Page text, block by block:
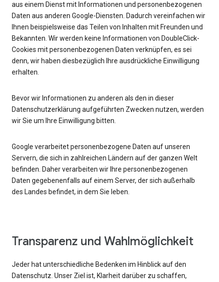
aus einem Dienst mit Informationen und personenbezogenen
Daten aus anderen Google-Diensten. Dadurch vereinfachen wir
Ihnen beispielsweise das Teilen von Inhalten mit Freunden und
Bekannten. Wir werden keine Informationen von DoubleClick-
Cookies mit personenbezogenen Daten verknüpfen, es sei
denn, wir haben diesbezüglich Ihre ausdrückliche Einwilligung
erhalten.
Bevor wir Informationen zu anderen als den in dieser
Datenschutzerklärung aufgeführten Zwecken nutzen, werden
wir Sie um Ihre Einwilligung bitten.
Google verarbeitet personenbezogene Daten auf unseren
Servern, die sich in zahlreichen Ländern auf der ganzen Welt
befinden. Daher verarbeiten wir Ihre personenbezogenen
Daten gegebenenfalls auf einem Server, der sich außerhalb
des Landes befindet, in dem Sie leben.
Transparenz und Wahlmöglichkeit
Jeder hat unterschiedliche Bedenken im Hinblick auf den
Datenschutz. Unser Ziel ist, Klarheit darüber zu schaffen,